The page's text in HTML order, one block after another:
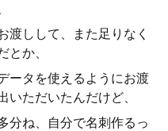
渡しして、また足りなく
とか、
ータを使えるようにお渡
いただいたんだけど、
分ね、自分で名刺作るっ